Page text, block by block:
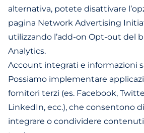
alternativa, potete disattivare
pagina Network Advertising
utilizzando l’add-on Opt-out del
Analytics.
Account integrati e informazioni
Possiamo implementare
fornitori terzi (es. Facebook,
LinkedIn, ecc.), che consentono
integrare o condividere